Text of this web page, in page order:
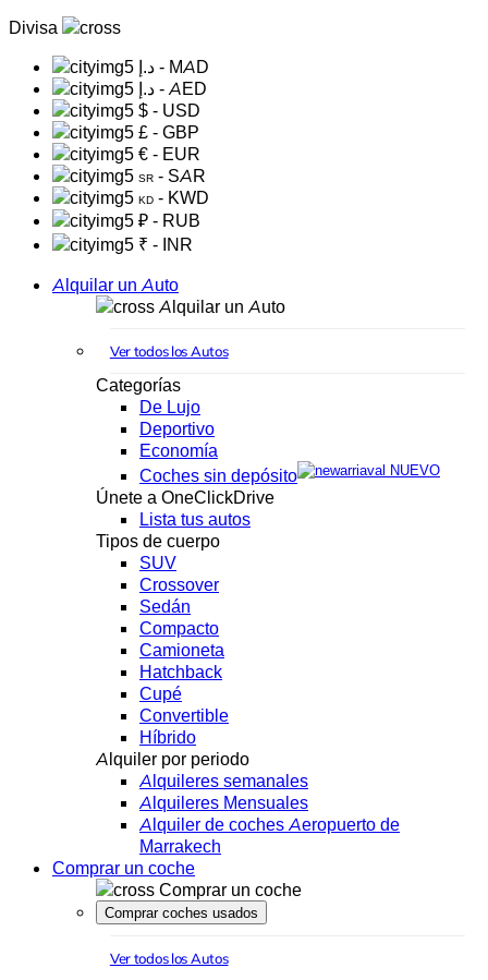
Divisa
د.إ - MAD
د.إ - AED
$ - USD
£ - GBP
€ - EUR
SR - SAR
KD - KWD
₽ - RUB
₹ - INR
Alquilar un Auto
Alquilar un Auto
Ver todos los Autos
Categorías
De Lujo
Deportivo
Economía
Coches sin depósito
NUEVO
Únete a OneClickDrive
Lista tus autos
Tipos de cuerpo
SUV
Crossover
Sedán
Compacto
Camioneta
Hatchback
Cupé
Convertible
Híbrido
Alquiler por periodo
Alquileres semanales
Alquileres Mensuales
Alquiler de coches Aeropuerto de
Marrakech
Comprar un coche
Comprar un coche
Comprar coches usados
Ver todos los Autos